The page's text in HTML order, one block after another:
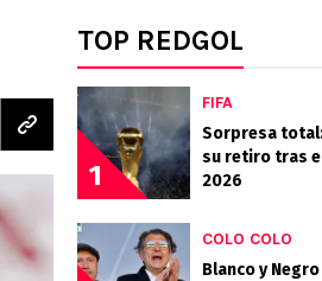
TOP REDGOL
1
FIFA
Sorpresa
su retiro tras
2026
COLO COLO
Blanco y